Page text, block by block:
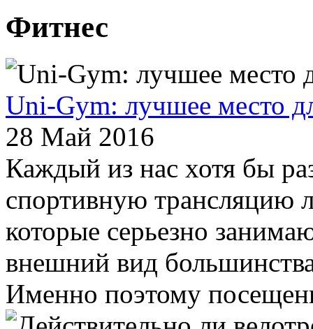
Фитнес
Uni-Gym: лучшее место
28 Май 2016
Каждый из нас хотя бы
спортивную трансляцию
которые серьезно
внешний вид
Именно поэтому